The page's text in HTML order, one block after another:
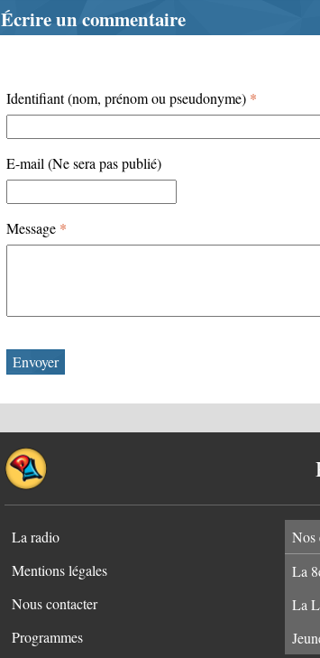
Écrire un commentaire
Identifiant (nom, prénom ou pseudonyme) *
E-mail (Ne sera pas publié)
Message *
La radio
Mentions légales
Nous contacter
Programmes
Nos
La
La